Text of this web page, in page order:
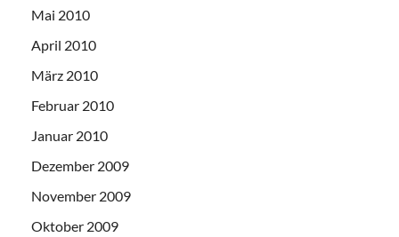
Mai 2010
April 2010
März 2010
Februar 2010
Januar 2010
Dezember 2009
November 2009
Oktober 2009